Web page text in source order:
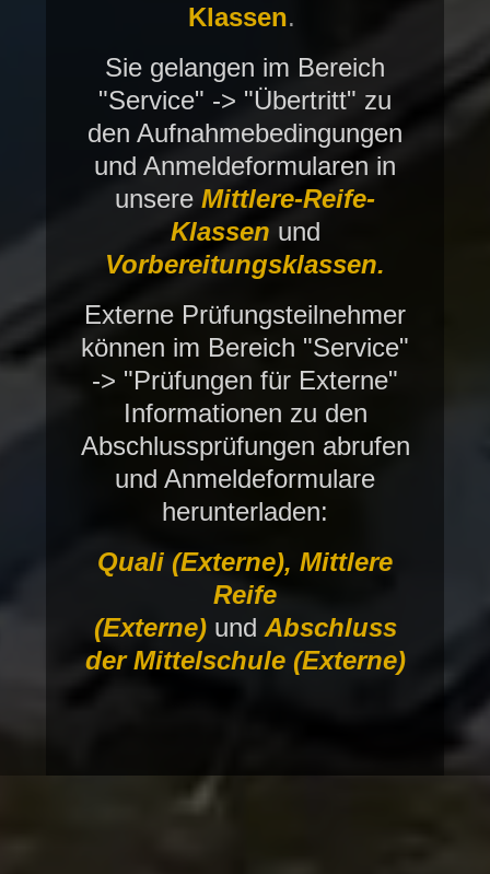
Klassen.
Sie gelangen im Bereich
"Service" -> "Übertritt" zu
den Aufnahmebedingungen
und Anmeldeformularen in
unsere Mittlere-Reife-
Klassen und
Vorbereitungsklassen.
Externe Prüfungsteilnehmer
können im Bereich "Service"
-> "Prüfungen für Externe"
Informationen zu den
Abschlussprüfungen abrufen
und Anmeldeformulare
herunterladen:
Quali (Externe), Mittlere
Reife
(Externe) und Abschluss
der Mittelschule (Externe)